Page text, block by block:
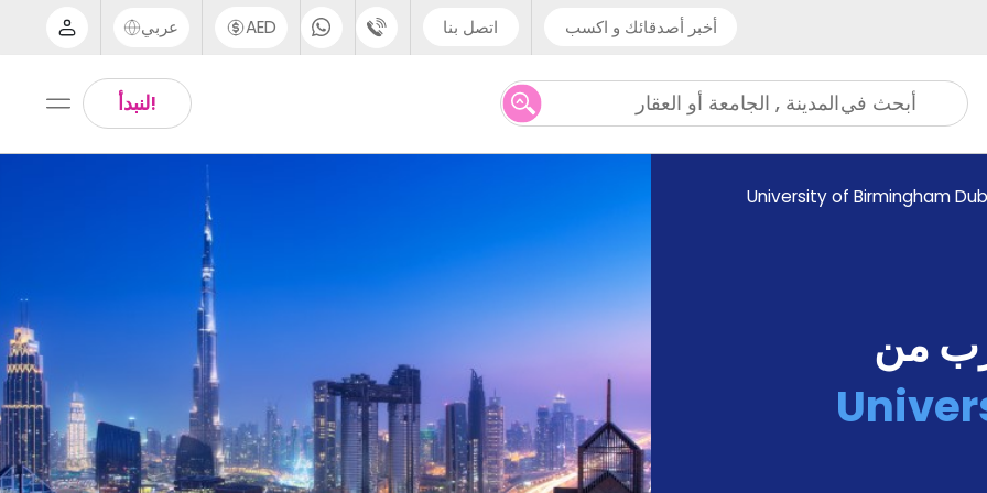
أخبر أصدقائك و اكسب اتصل بنا
UK - +44 (0) 20 3871 8666
US - +1 (646) 718 6172
AED عربي
Arabic
!لنبدأ أبحث فيالمدينة , الجامعة أو العقار
University of Birmingham
من